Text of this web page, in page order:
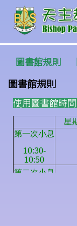
圖書館規則
圖書館規則